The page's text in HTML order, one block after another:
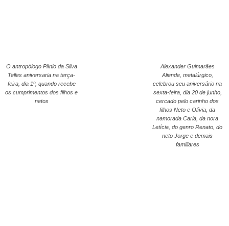
O antropólogo Plínio da Silva
Telles aniversaria na terça-
feira, dia 1º, quando recebe
os cumprimentos dos filhos e
netos
Alexander Guimarães
Aliende, metalúrgico,
celebrou seu aniversário na
sexta-feira, dia 20 de junho,
cercado pelo carinho dos
filhos Neto e Olívia, da
namorada Carla, da nora
Letícia, do genro Renato, do
neto Jorge e demais
familiares